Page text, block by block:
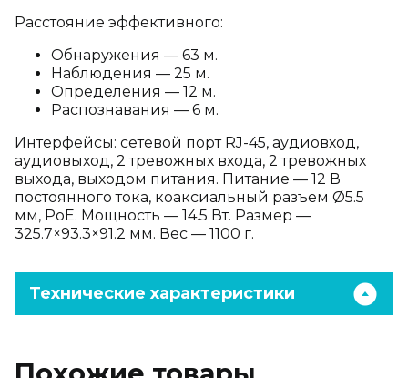
Расстояние эффективного:
Обнаружения — 63 м.
Наблюдения — 25 м.
Определения — 12 м.
Распознавания — 6 м.
Интерфейсы: сетевой порт RJ-45, аудиовход,
аудиовыход, 2 тревожных входа, 2 тревожных
выхода, выходом питания. Питание — 12 В
постоянного тока, коаксиальный разъем Ø5.5
мм, PoE. Мощность — 14.5 Вт. Размер —
325.7×93.3×91.2 мм. Вес — 1100 г.
Технические характеристики